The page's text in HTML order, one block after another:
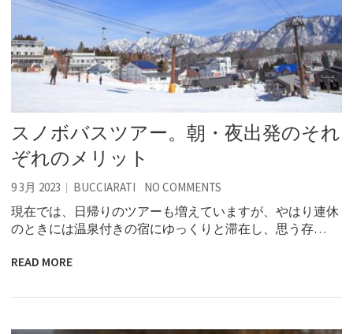
スノボバスツアー。朝・夜出発のそれ
ぞれのメリット
9 3月 2023 BUCCIARATI NO COMMENTS
現在では、日帰りのツアーも増えていますが、やはり連休
のときには温泉付きの宿にゆっくりと滞在し、思う存…
READ MORE